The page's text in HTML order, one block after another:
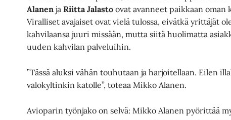
Alanen jaRiitta Jalasto ovat avanneet paikkaan oman
Viralliset avajaiset ovat vielä tulossa, eivätkä yrittäjät
kahvilaansa juuri missään, mutta siitä huolimatta
uuden kahvilan palveluihin.
”Tässä aluksi vähän touhutaan ja harjoitellaan. Eilen
valokyltinkin katolle”, toteaa Mikko Alanen.
Avioparin työnjako on selvä: Mikko Alanen pyörittää